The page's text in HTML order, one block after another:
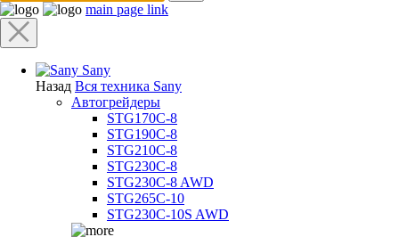
main page link
Sany
Назад Вся техника Sany
Автогрейдеры
STG170C-8
STG190C-8
STG210C-8
STG230C-8
STG230C-8 AWD
STG265C-10
STG230C-10S AWD